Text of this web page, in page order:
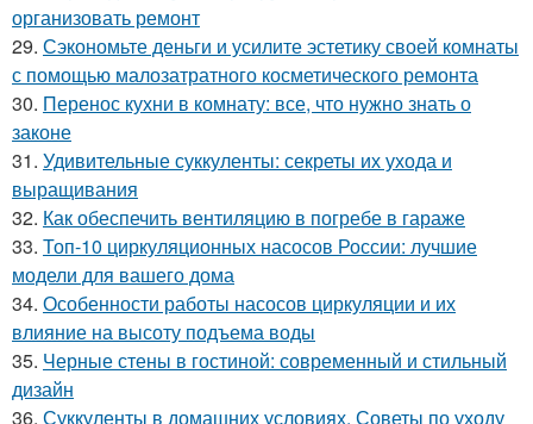
организовать ремонт
29. Сэкономьте деньги и усилите эстетику своей комнаты
с помощью малозатратного косметического ремонта
30. Перенос кухни в комнату: все, что нужно знать о
законе
31. Удивительные суккуленты: секреты их ухода и
выращивания
32. Как обеспечить вентиляцию в погребе в гараже
33. Топ-10 циркуляционных насосов России: лучшие
модели для вашего дома
34. Особенности работы насосов циркуляции и их
влияние на высоту подъема воды
35. Черные стены в гостиной: современный и стильный
дизайн
36. Суккуленты в домашних условиях. Советы по уходу